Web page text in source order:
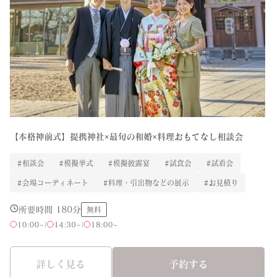
【本格神前式】提携神社×最旬の和婚×料理おもてなし相談会
#相談会 #模擬挙式 #模擬披露宴 #試食会 #試着会
#会場コーディネート #料理・引出物などの展示 #お見積り
所要時間 180分
無料
10:00~
14:30~ 18:00~
詳しく見る 予約する